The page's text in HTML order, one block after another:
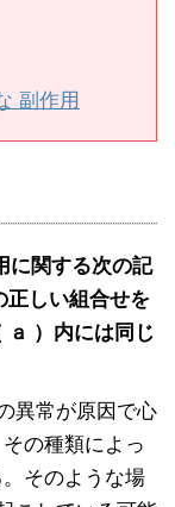
副作用
に関する次の記
正しい組合せを
）内には同じ
異常が原因で心
の種類によっ
そのような場